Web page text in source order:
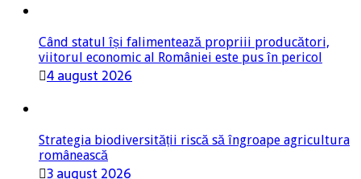
Când statul își falimentează propriii producători,
viitorul economic al României este pus în pericol
4 august 2026
Strategia biodiversității riscă să îngroape agricultura
românească
3 august 2026